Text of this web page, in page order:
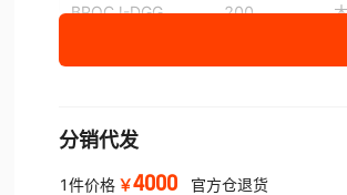
BPQCJ-DGG 200
BPQCJ-EGNB 300
BPQCJ-FED 500
分销代发
1件价格 ￥4000 官方仓退货